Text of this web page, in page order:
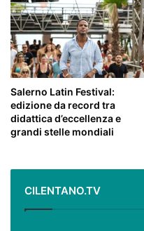
Salerno Latin Festival:
edizione da record tra
didattica d’eccellenza e
grandi stelle mondiali
CILENTANO.TV